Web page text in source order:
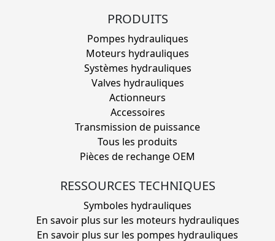
PRODUITS
Pompes hydrauliques
Moteurs hydrauliques
Systèmes hydrauliques
Valves hydrauliques
Actionneurs
Accessoires
Transmission de puissance
Tous les produits
Pièces de rechange OEM
RESSOURCES TECHNIQUES
Symboles hydrauliques
En savoir plus sur les moteurs hydrauliques
En savoir plus sur les pompes hydrauliques